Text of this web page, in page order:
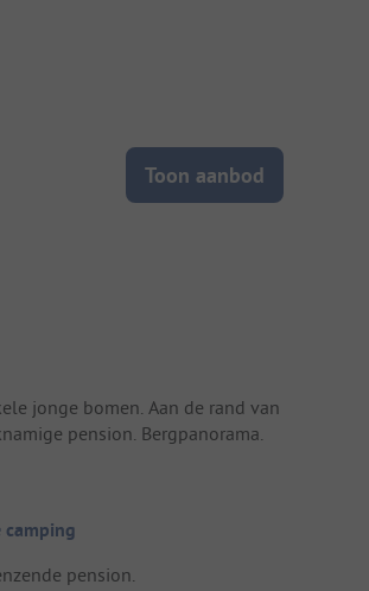
Toon aanbod
jonge bomen. Aan de rand van
pension. Bergpanorama.
camping
pension.